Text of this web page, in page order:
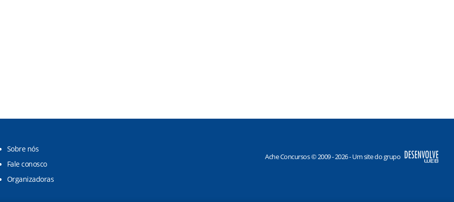
Sobre nós
Fale conosco
Organizadoras
Ache Concursos © 2009 - 2026 - Um site do grupo